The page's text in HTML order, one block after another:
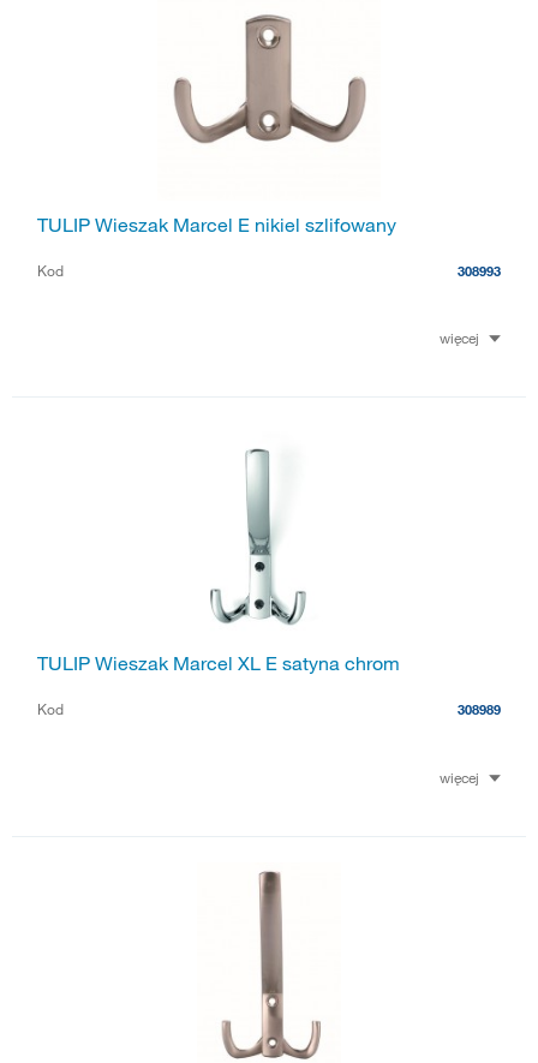
TULIP Wieszak Marcel E nikiel szlifowany
Kod 308993
więcej
TULIP Wieszak Marcel XL E satyna chrom
Kod 308989
więcej